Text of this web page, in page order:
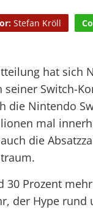
Stefan Kröll
hat sich
seiner Switch-
die Nintendo
mal
die
Prozent
der Hype rund